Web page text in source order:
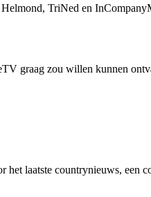
TriNed en
graag zou willen kunnen
laatste countrynieuws, een